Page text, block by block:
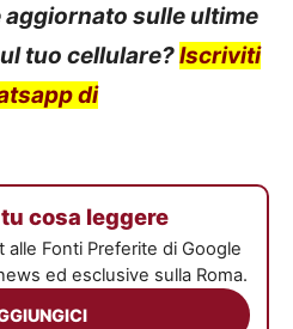
aggiornato sulle ultime
tuo cellulare?Iscriviti
di
tu cosa leggere
Fonti Preferite di Google
ed esclusive sulla Roma.